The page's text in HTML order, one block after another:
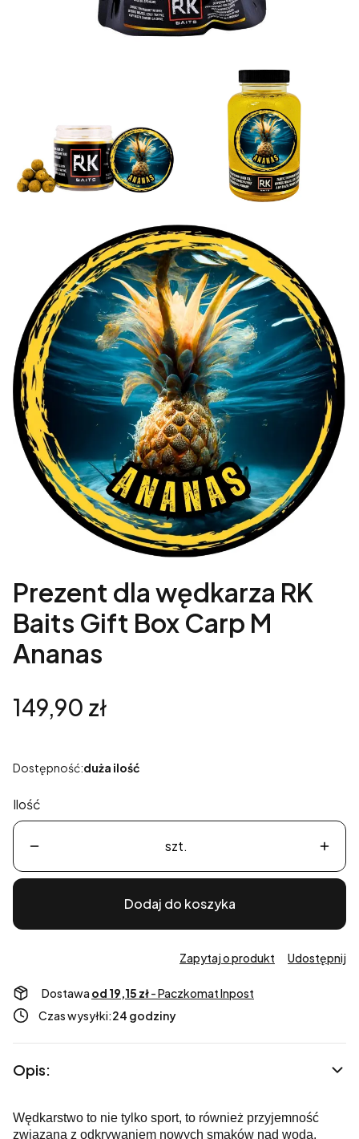
Prezent dla wędkarza RK
Baits Gift Box Carp M
Ananas
Cena
149,90 zł
Dostępność:duża ilość
Ilość
szt.
Dodaj do koszyka
Zapytaj o produkt Udostępnij
Dostawa od 19,15 zł- Paczkomat Inpost
Czas wysyłki:24 godziny
Opis:
Wędkarstwo to nie tylko sport, to również przyjemność
związana z odkrywaniem nowych smaków nad wodą.